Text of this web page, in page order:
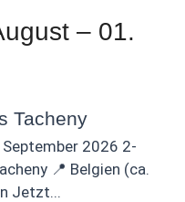
– 01.
Tacheny
2026 2-
📍 Belgien (ca.
Jetzt...